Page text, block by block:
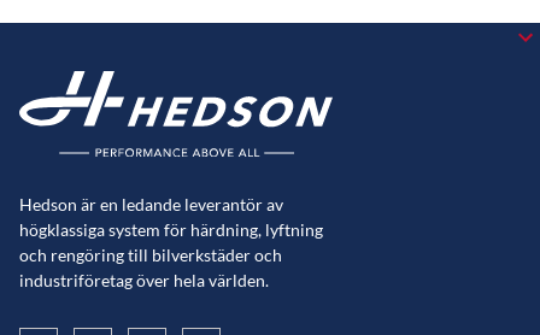
Hedson är en ledande leverantör av
högklassiga system för härdning, lyftning
och rengöring till bilverkstäder och
industriföretag över hela världen.